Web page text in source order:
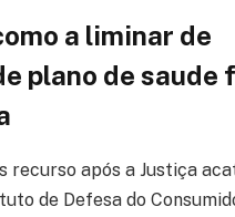
a liminar de
plano de saude
recurso após a Justiça
de Defesa do